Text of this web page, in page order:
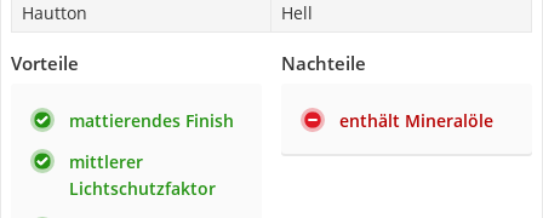
Hautton
Hell
Vorteile
mattierendes Finish
mittlerer
Lichtschutzfaktor
Nachteile
enthält Mineralöle